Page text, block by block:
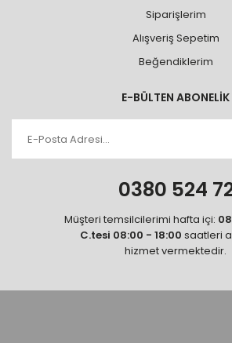
Siparişlerim
Alışveriş Sepetim
Beğendiklerim
E-BÜLTEN ABONELİK
0380 524
Müşteri temsilcilerimi hafta içi:
C.tesi 08:00 - 18:00 saatleri
hizmet vermektedir.